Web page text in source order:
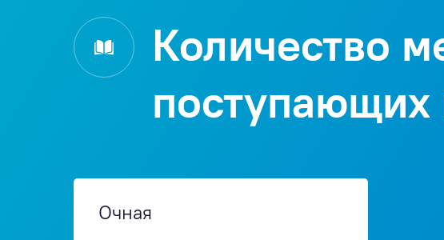
Уникальность дисциплин / методик преподавания.
В процессе обучения применяются современные
компетентностного подхода предусматривает широкое
форм проведения занятий: компьютерных симуляций,
ситуаций, психологических и иных тренингов — в сочетании
Количество
поступающих
Очная